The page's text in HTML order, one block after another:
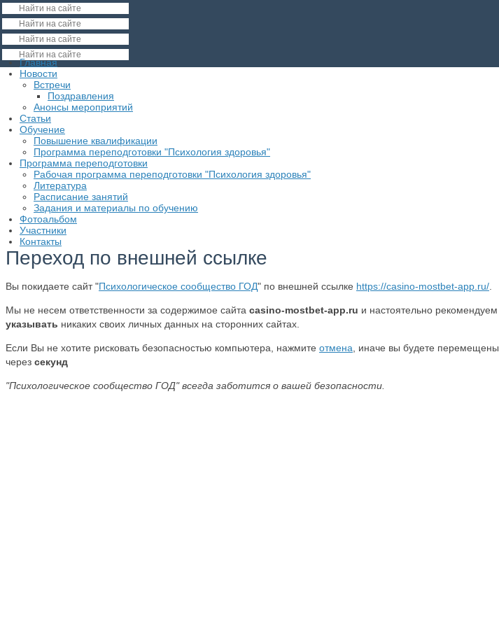
Главная
Новости
Встречи
Поздравления
Анонсы мероприятий
Статьи
Обучение
Повышение квалификации
Программа переподготовки "Психология здоровья"
Программа переподготовки
Рабочая программа переподготовки "Психология здоровья"
Литература
Расписание занятий
Задания и материалы по обучению
Фотоальбом
Участники
Контакты
Переход по внешней ссылке
Вы покидаете сайт "Психологическое сообщество ГОД" по внешней ссылке https://casino-mostbet-app.ru/
Мы не несем ответственности за содержимое сайта casino-mostbet-app.ru и настоятельно рекомендуем
указывать никаких своих личных данных на сторонних сайтах.
Если Вы не хотите рисковать безопасностью компьютера, нажмите отмена , иначе вы будете перемещены
через секунд
"Психологическое сообщество ГОД" всегда заботится о вашей безопасности.